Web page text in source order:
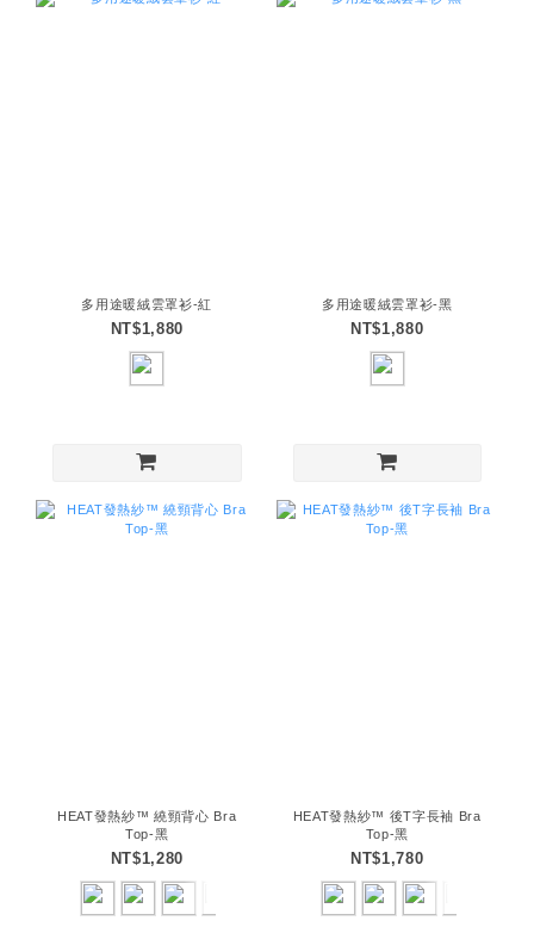
多用途暖絨雲罩衫-紅
NT$1,880
多用途暖絨雲罩衫-黑
NT$1,880
HEAT發熱紗™ 繞頸背心 Bra
Top-黑
NT$1,280
HEAT發熱紗™ 後T字長袖 Bra
Top-黑
NT$1,780